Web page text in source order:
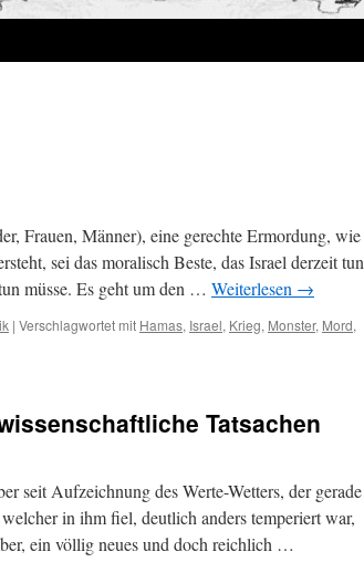
Frauen, Männer), eine gerechte Ermordung, wie
sei das moralisch Beste, das Israel derzeit tun
müsse. Es geht um den … Weiterlesen →
| Verschlagwortet mit Hamas, Israel, Krieg, Monster, Mord,
Tatsachen
seit Aufzeichnung des Werte-Wetters, der gerade
in ihm fiel, deutlich anders temperiert war,
ein völlig neues und doch reichlich …